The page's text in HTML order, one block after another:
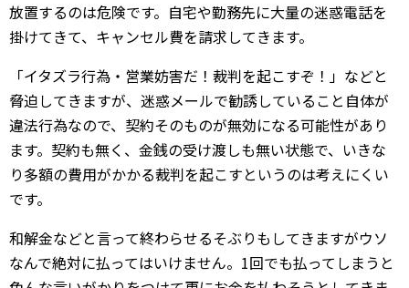
放置するのは危険です。自宅や勤務先に大量の迷惑電話を
掛けてきて、キャンセル費を請求してきます。
「イタズラ行為・営業妨害だ！裁判を起こすぞ！」などと
脅迫してきますが、迷惑メールで勧誘していること自体が
違法行為なので、契約そのものが無効になる可能性があり
ます。契約も無く、金銭の受け渡しも無い状態で、いきな
り多額の費用がかかる裁判を起こすというのは考えにくい
です。
和解金などと言って終わらせるそぶりもしてきますがウソ
なんで絶対に払ってはいけません。1回でも払ってしまうと